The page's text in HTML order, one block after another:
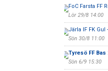
FoC Farsta FF
Lör 29/8 14:00
Järla IF FK Gul -
Sön 30/8 11:00
Tyresö FF Bas
Sön 6/9 15:30